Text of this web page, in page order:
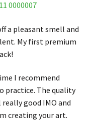
0000007
a pleasant smell and
My first premium
I recommend
practice. The quality
good IMO and
creating your art.